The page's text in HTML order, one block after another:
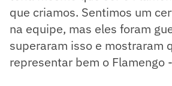
que criamos. Sentimos um
na equipe, mas eles foram
superaram isso e mostraram
representar bem o Flamengo